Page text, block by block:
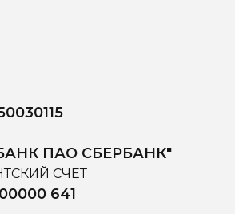
ПАО СБЕРБАНК"
СЧЕТ
641